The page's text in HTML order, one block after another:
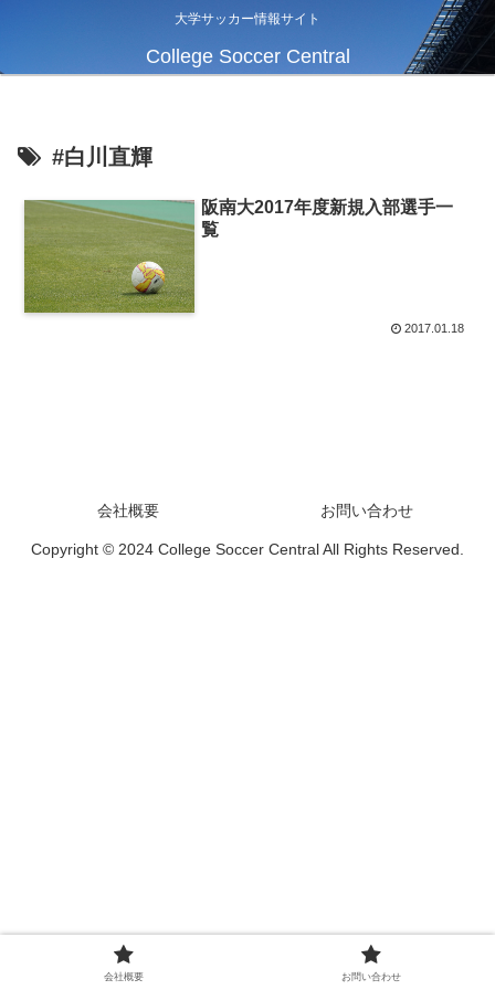
大学サッカー情報サイト
College Soccer Central
#白川直輝
阪南大2017年度新規入部選手一
覧
2017.01.18
会社概要 お問い合わせ
Copyright © 2024 College Soccer Central All Rights Reserved.
会社概要 お問い合わせ